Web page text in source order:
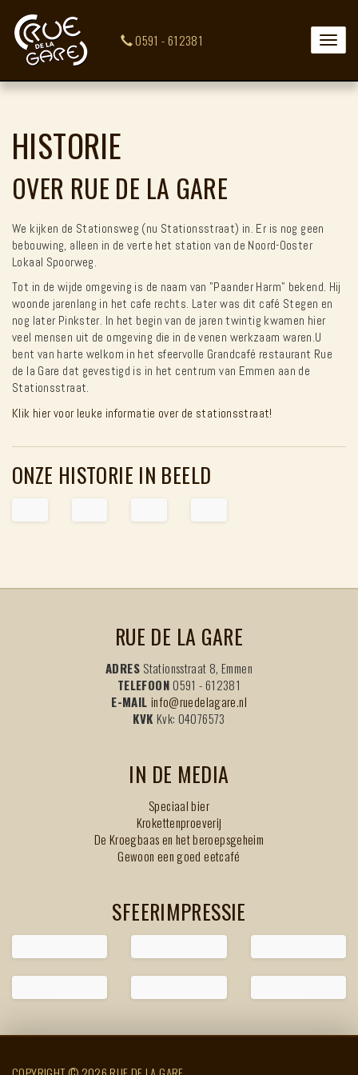
Toggle
0591 - 612381
HISTORIE
OVER RUE DE LA GARE
We kijken de Stationsweg (nu Stationsstraat) in. Er is nog geen
bebouwing, alleen in de verte het station van de Noord-Ooster
Lokaal Spoorweg.
Tot in de wijde omgeving is de naam van "Paander Harm" bekend. Hij
woonde jarenlang in het cafe rechts. Later was dit café Stegen en
nog later Pinkster. In het begin van de jaren twintig kwamen hier
veel mensen uit de omgeving die in de venen werkzaam waren.U
bent van harte welkom in het sfeervolle Grandcafé restaurant Rue
de la Gare dat gevestigd is in het centrum van Emmen aan de
Stationsstraat.
Klik hier voor leuke informatie over de stationsstraat!
ONZE HISTORIE IN BEELD
RUE DE LA GARE
ADRES Stationsstraat 8, Emmen
TELEFOON0591 - 612381
E-MAIL info@ruedelagare.nl
KVK Kvk: 04076573
IN DE MEDIA
Speciaal bier
Krokettenproeverij
De Kroegbaas en het beroepsgeheim
Gewoon een goed eetcafé
SFEERIMPRESSIE